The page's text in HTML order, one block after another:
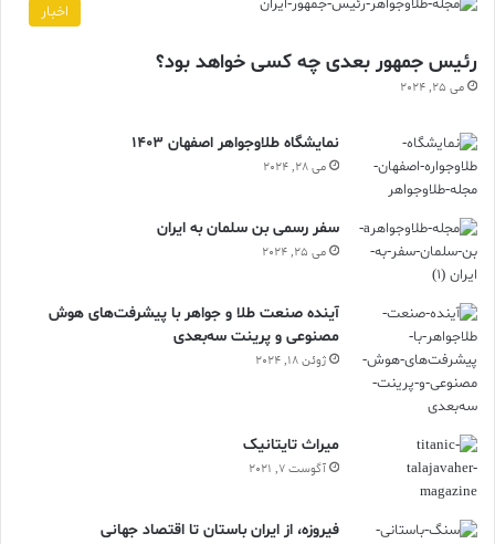
اخبار
رئیس جمهور بعدی چه کسی خواهد بود؟
می 25, 2024
نمایشگاه طلاوجواهر اصفهان 1403
می 28, 2024
سفر رسمی بن سلمان به ایران
می 25, 2024
آینده صنعت طلا و جواهر با پیشرفت‌های هوش
مصنوعی و پرینت سه‌بعدی
ژوئن 18, 2024
ميراث تايتانيک
آگوست 7, 2021
فیروزه، از ایران باستان تا اقتصاد جهانی